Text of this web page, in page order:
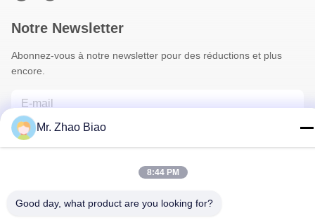
Notre Newsletter
Abonnez-vous à notre newsletter pour des réductions et plus
encore.
Mr. Zhao Biao
8:44 PM
Good day, what product are you looking for?